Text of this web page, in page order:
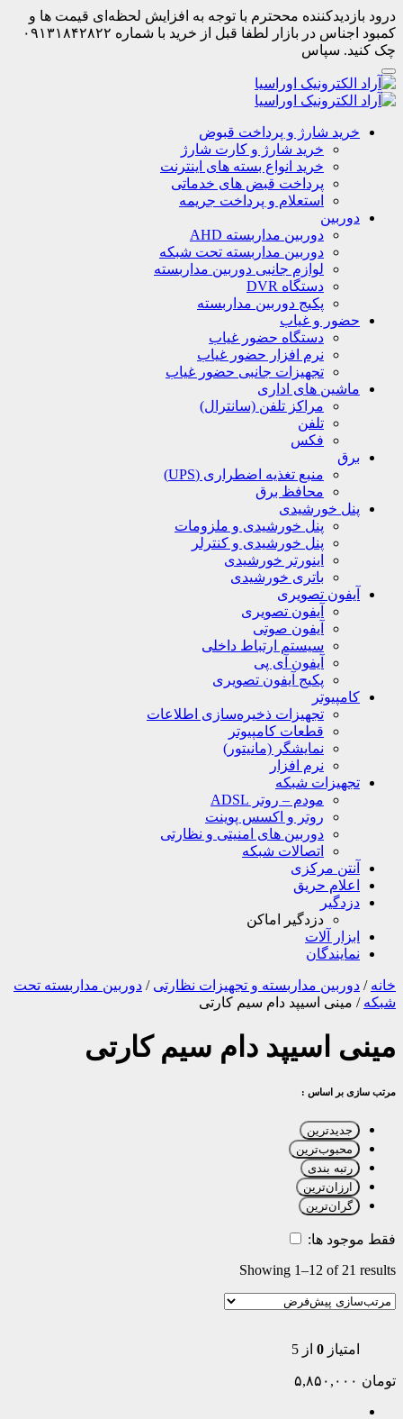
درود بازدیدکننده مححترم با توجه به افزایش لحظه‌ای قیمت ها و
کمبود اجناس در بازار لطفا قبل از خرید با شماره ۰۹۱۳۱۸۴۲۸۲۲
چک کنید. سپاس
خرید شارژ و پرداخت قبوض
خرید شارژ و کارت شارژ
خرید انواع بسته های اینترنت
پرداخت قبض های خدماتی
استعلام و پرداخت جریمه
دوربین
دوربین مداربسته AHD
دوربین مداربسته تحت شبکه
لوازم جانبی دوربین مداربسته
دستگاه DVR
پکیج دوربین مداربسته
حضور و غیاب
دستگاه حضور غیاب
نرم افزار حضور غیاب
تجهیزات جانبی حضور غیاب
ماشین های اداری
مراکز تلفن (سانترال)
تلفن
فکس
برق
منبع تغذیه اضطراری (UPS)
محافظ برق
پنل خورشیدی
پنل خورشیدی و ملزومات
پنل خورشیدی و کنترلر
اینورتر خورشیدی
باتری خورشیدی
آیفون تصویری
آیفون تصویری
آیفون صوتی
سیستم ارتباط داخلی
آیفون آی پی
پکیج آیفون تصویری
کامپیوتر
تجهیزات ذخیره‌سازی اطلاعات
قطعات کامپیوتر
نمایشگر (مانیتور)
نرم افزار
تجهیزات شبکه
مودم – روتر ADSL
روتر و اکسس پوینت
دوربین های امنیتی و نظارتی
اتصالات شبکه
آنتن مرکزی
اعلام حریق
دزدگیر
دزدگیر اماکن
ابزار آلات
نمایندگان
خانه / دوربین مداربسته و تجهیزات نظارتی / دوربین مداربسته تحت
شبکه / مینی اسیپد دام سیم کارتی
مینی اسیپد دام سیم کارتی
مرتب سازی بر اساس :
جدیدترین
محبوب‌ترین
رتبه بندی
ارزان‌ترین
گران‌ترین
فقط موجود ها:
Showing 1–12 of 21 results
امتیاز 0 از 5
تومان